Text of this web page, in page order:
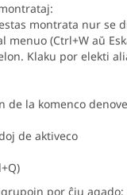
montrata nur se
(Ctrl+W aŭ
Klaku por elekti
de la komenco denove
de aktiveco
por ĉiu agado: